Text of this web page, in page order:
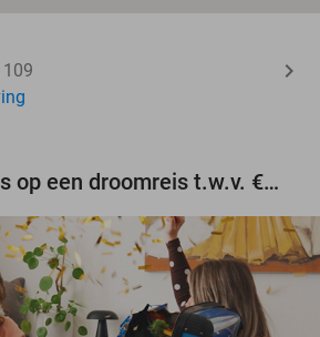
Maak gratis kans op een droomreis t.w.v. €3.000!